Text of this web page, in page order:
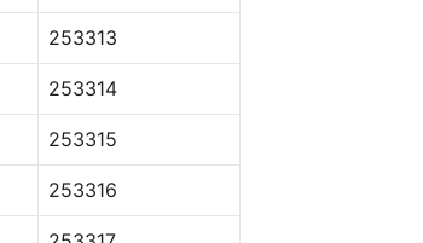
253313
253314
253315
253316